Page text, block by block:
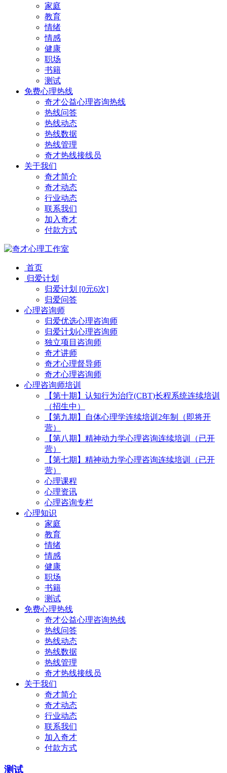
家庭
教育
情绪
情感
健康
职场
书籍
测试
免费心理热线
奇才公益心理咨询热线
热线问答
热线动态
热线数据
热线管理
奇才热线接线员
关于我们
奇才简介
奇才动态
行业动态
联系我们
加入奇才
付款方式
首页
归爱计划
归爱计划 [0元6次]
归爱问答
心理咨询师
归爱优选心理咨询师
归爱计划心理咨询师
独立项目咨询师
奇才讲师
奇才心理督导师
奇才心理咨询师
心理咨询师培训
【第十期】认知行为治疗(CBT)长程系统连续培训
（招生中）
【第九期】自体心理学连续培训2年制（即将开
营）
【第八期】精神动力学心理咨询连续培训（已开
营）
【第七期】精神动力学心理咨询连续培训（已开
营）
心理课程
心理资讯
心理咨询专栏
心理知识
家庭
教育
情绪
情感
健康
职场
书籍
测试
免费心理热线
奇才公益心理咨询热线
热线问答
热线动态
热线数据
热线管理
奇才热线接线员
关于我们
奇才简介
奇才动态
行业动态
联系我们
加入奇才
付款方式
测试